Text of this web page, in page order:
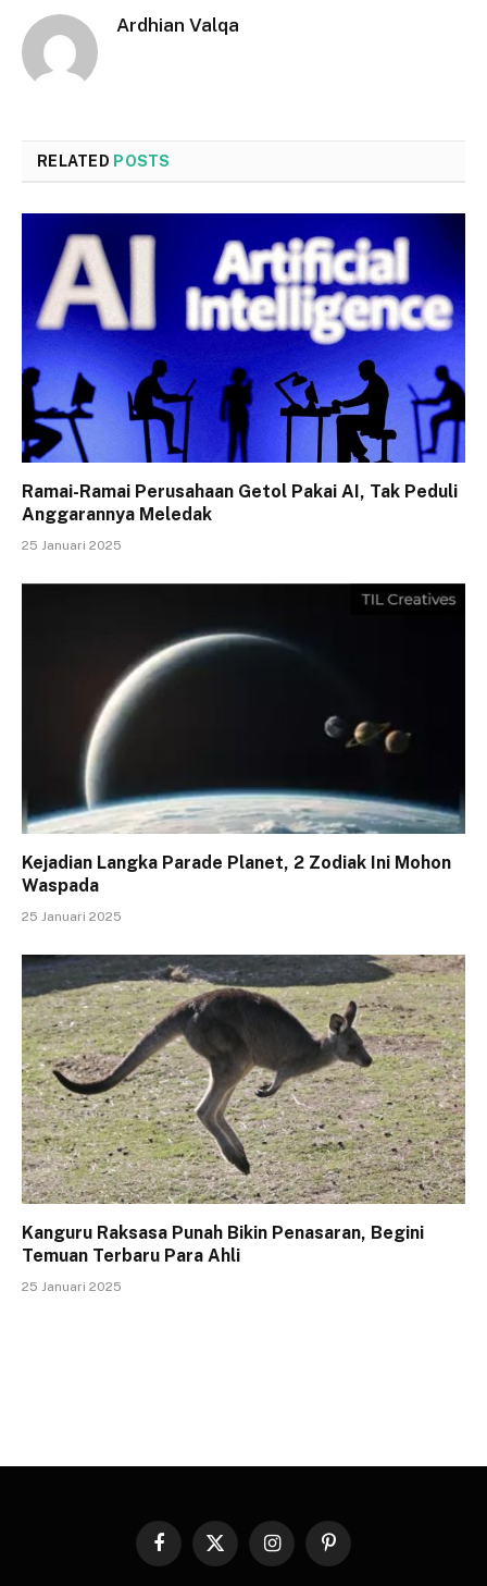
Ardhian Valqa
RELATED POSTS
Ramai-Ramai Perusahaan Getol Pakai AI, Tak Peduli
Anggarannya Meledak
25 Januari 2025
Kejadian Langka Parade Planet, 2 Zodiak Ini Mohon
Waspada
25 Januari 2025
Kanguru Raksasa Punah Bikin Penasaran, Begini
Temuan Terbaru Para Ahli
25 Januari 2025
Facebook
X
InstagramPinterest